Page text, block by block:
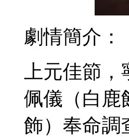
劇情簡介：
上元佳節
佩儀（白鹿
飾）奉命調